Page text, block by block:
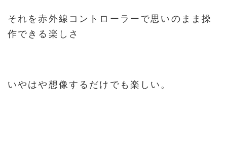
それを赤外線コントローラーで思いのまま操
作できる楽しさ
いやはや想像するだけでも楽しい。